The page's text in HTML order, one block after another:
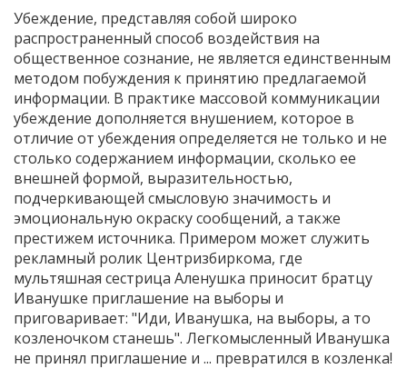
Убеждение, представляя собой широко
распространенный способ воздействия на
общественное сознание, не является единственным
методом побуждения к принятию предлагаемой
информации. В практике массовой коммуникации
убеждение дополняется внушением, которое в
отличие от убеждения определяется не только и не
столько содержанием информации, сколько ее
внешней формой, выразительностью,
подчеркивающей смысловую значимость и
эмоциональную окраску сообщений, а также
престижем источника. Примером может служить
рекламный ролик Центризбиркома, где
мультяшная сестрица Аленушка приносит братцу
Иванушке приглашение на выборы и
приговаривает: "Иди, Иванушка, на выборы, а то
козленочком станешь". Легкомысленный Иванушка
не принял приглашение и ... превратился в козленка!